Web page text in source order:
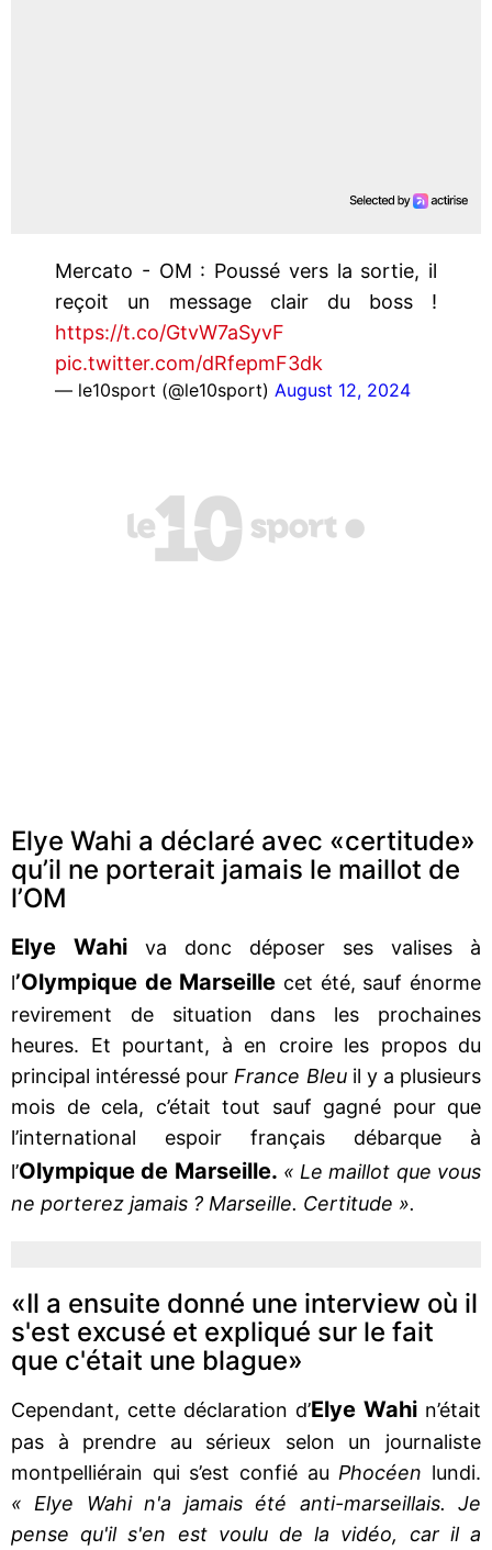
Mercato - OM : Poussé vers la sortie, il
reçoit un message clair du boss !
https://t.co/GtvW7aSyvF
pic.twitter.com/dRfepmF3dk
— le10sport (@le10sport) August 12, 2024
Elye Wahi a déclaré avec «certitude»
qu’il ne porterait jamais le maillot de
l’OM
Elye Wahi va donc déposer ses valises à
l’Olympique de Marseille cet été, sauf énorme
revirement de situation dans les prochaines
heures. Et pourtant, à en croire les propos du
principal intéressé pour France Bleu il y a plusieurs
mois de cela, c’était tout sauf gagné pour que
l’international espoir français débarque à
l’Olympique de Marseille. « Le maillot que vous
ne porterez jamais ? Marseille. Certitude ».
«Il a ensuite donné une interview où il
s'est excusé et expliqué sur le fait
que c'était une blague»
Cependant, cette déclaration d’Elye Wahi n’était
pas à prendre au sérieux selon un journaliste
montpelliérain qui s’est confié au Phocéen lundi.
« Elye Wahi n'a jamais été anti-marseillais. Je
pense qu'il s'en est voulu de la vidéo, car il a